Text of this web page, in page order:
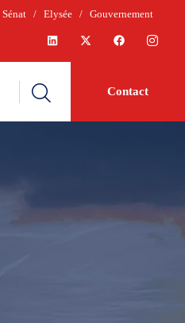
Sénat/ Elysée/ Gouvernement
Contact